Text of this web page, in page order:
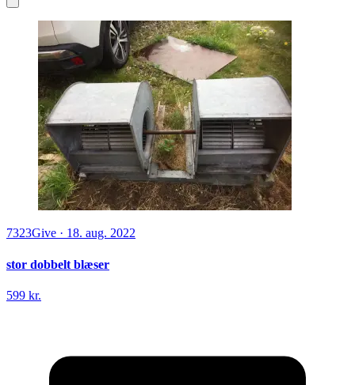
7323Give · 18. aug. 2022
stor dobbelt blæser
599 kr.